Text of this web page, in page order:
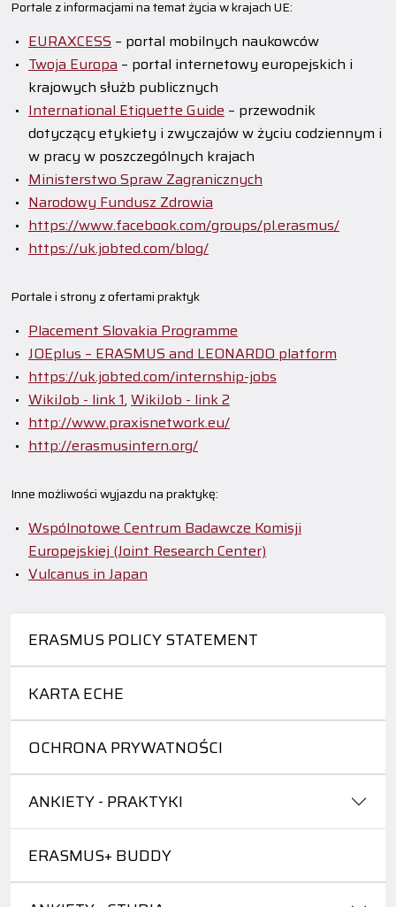
ERASMUS POLICY STATEMENT
KARTA ECHE
OCHRONA PRYWATNOŚCI
ANKIETY - PRAKTYKI
ERASMUS+ BUDDY
Portale z informacjami na temat życia w krajach UE:
EURAXCESS – portal mobilnych naukowców
Twoja Europa – portal internetowy europejskich i
krajowych służb publicznych
International Etiquette Guide – przewodnik
dotyczący etykiety i zwyczajów w życiu codziennym i
w pracy w poszczególnych krajach
Ministerstwo Spraw Zagranicznych
Narodowy Fundusz Zdrowia
https://www.facebook.com/groups/pl.erasmus/
https://uk.jobted.com/blog/
Portale i strony z ofertami praktyk
Placement Slovakia Programme
JOEplus – ERASMUS and LEONARDO platform
https://uk.jobted.com/internship-jobs
WikiJob - link 1, WikiJob - link 2
http://www.praxisnetwork.eu/
http://erasmusintern.org/
Inne możliwości wyjazdu na praktykę:
Wspólnotowe Centrum Badawcze Komisji
Europejskiej (Joint Research Center)
Vulcanus in Japan